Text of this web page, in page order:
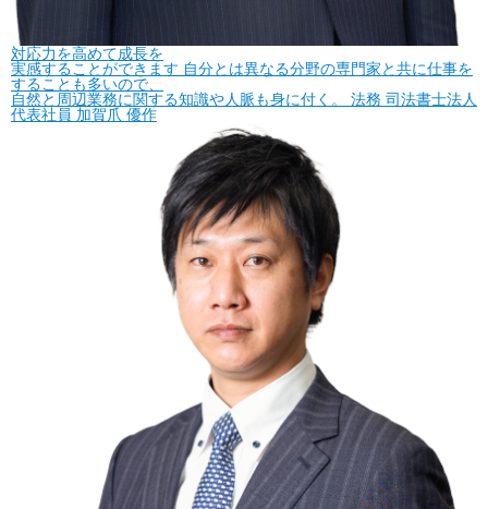
対応力を高めて成長を
実感することができます 自分とは異なる分野の専門家と共に仕事を
することも多いので、
自然と周辺業務に関する知識や人脈も身に付く。
法務 司法書士法人
代表社員 加賀爪 優作